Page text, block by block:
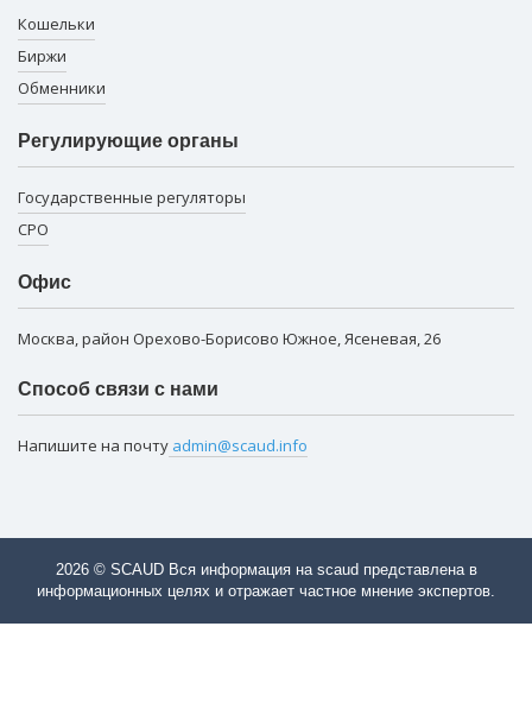
Кошельки
Биржи
Обменники
Регулирующие органы
Государственные регуляторы
СРО
Офис
Москва, район Орехово-Борисово Южное, Ясеневая, 26
Способ связи с нами
Напишите на почту admin@scaud.info
2026 © SCAUD Вся информация на scaud представлена в
информационных целях и отражает частное мнение экспертов.